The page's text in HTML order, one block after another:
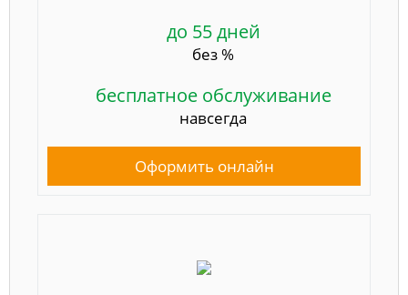
до 55 дней
без %
бесплатное обслуживание
навсегда
Оформить онлайн